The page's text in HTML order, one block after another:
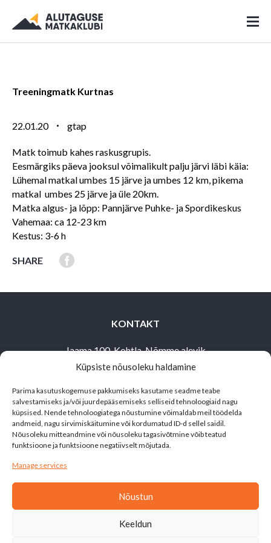
Küpsiste nõusoleku haldamine
Parima kasutuskogemuse pakkumiseks kasutame seadme teabe
salvestamiseks ja/või juurdepääsemiseks selliseid tehnoloogiaid nagu
küpsised. Nende tehnoloogiatega nõustumine võimaldab meil töödelda
andmeid, nagu sirvimiskäitumine või kordumatud ID-d sellel saidil.
Nõusoleku mitteandmine või nõusoleku tagasivõtmine võib teatud
funktsioone ja funktsioone negatiivselt mõjutada.
Manage services
Nõustun
Keeldun
Treeningmatk Kurtnas
22.01.20 gtap
Matk toimub kahes raskusgrupis.
Eesmärgiks päeva jooksul võimalikult palju järvi läbi käia:
Lühemal matkal umbes 15 järve ja umbes 12 km, pikema
matkal umbes 25 järve ja üle 20km.
Matka algus- ja lõpp: Pannjärve Puhke- ja Spordikeskus
Vahemaa: ca 12-23 km
Kestus: 3-6 h
SHARE
KONTAKT
Jaama 100, Kohtla-Nõmme alevik
Toila vald,
30503 Ida-Virumaa
alutaguse@matkaklubi.ee
+372 514 1692
Leht on valminud siseministeeriumi ja Kodanikuühiskonna